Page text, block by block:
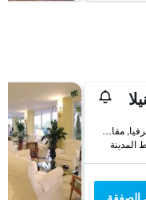
Viale Roma 85, سرفيا, مقاطعة رافينا, إيطاليا